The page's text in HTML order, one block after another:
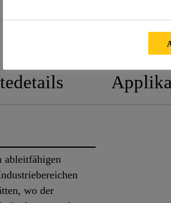
ableitfähigen
wo der